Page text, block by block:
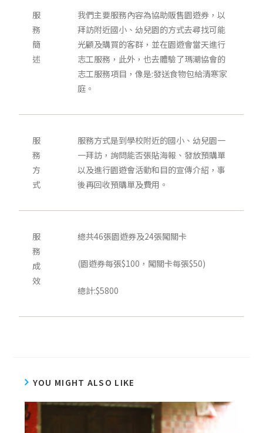
服
務
簡
述
我們主要服務內容為協助販售園遊券，以
拜訪附近國小、幼兒園的方式去尋找可能
光顧及購買的客群，並在園遊會當天進行
志工服務，此外，也去體驗了瑪潮協會的
志工服務項目，像是:發送食物包給清寒家
庭。
服
務
方
式
服務方式是到學校附近的國小、幼兒園一
一拜訪，詢問能否張貼海報、發放預購單
以及進行園遊會活動和目的宣傳介紹，事
後再回收預購單及費用。
服
務
成
效
總共46張園遊券及24張闖關卡
(園遊券每張$100，闖關卡每張$50)
總計:$5800
YOU MIGHT ALSO LIKE